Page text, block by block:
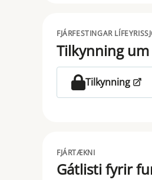
FJÁRFESTINGAR
Tilkynning
Tilkynning
FJÁRTÆKNI
Gátlisti fyrir